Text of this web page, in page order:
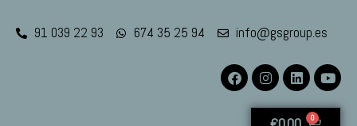
91 039 22 93 674 35 25 94 info@gsgroup.es
0